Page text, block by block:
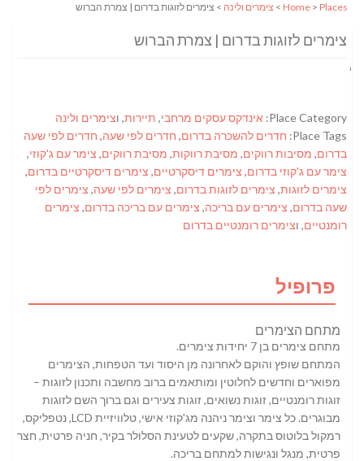
Home > Places
> צימרים ולינה > צימרים לזוגות בדרום | צמרת הברוש
צימרים לזוגות בדרום | צמרת הברוש
Place Category: אינדקס עסקים מרחבי, תיירות, וצימרים ולינה
Place Tags: חדרים להשכרה בדרום, חדרים לפי שעה, חדרים לפי שעה
בדרום, מסיבות רווקים, מסיבת רווקות, מסיבת רווקים, צימר עם ג'קוזי,
צימר עם ג'קוזי בדרום, צימרים דיסקרטיים, צימרים דיסקרטיים בדרום,
צימרים לזוגות, צימרים לזוגות בדרום, צימרים לפי שעה, צימרים לפי
שעה בדרום, צימרים עם בריכה, צימרים עם בריכה בדרום, צימרים
רומנטיים, וצימרים רומנטיים בדרום
פרופיל
מתחם הצימרים
מתחם צימרים בן 7 יחידות צימרים.
המתחם שופץ והוקם לאחרונה מן היסוד ועד הטפחות, הצימרים
מפוארים וחדשים לחלוטין ומותאמים ברוב מחשבה ותכנון לזוגות –
זוגות רומנטיים, זוגות נשואים, זוגות צעירים וגם ברוך השם לזוגות
מבוגרים. כל צימר וצימר ניהנה מג'קוזי אישי, טלוויזיית LCD, נטפליקס,
רמקול בלוטוס בתקרה, שקעים לטעינת הסלולר בקיר, חניה פרטית, חצר
פרטית, מנגל ונגישות למתחם בריכה.